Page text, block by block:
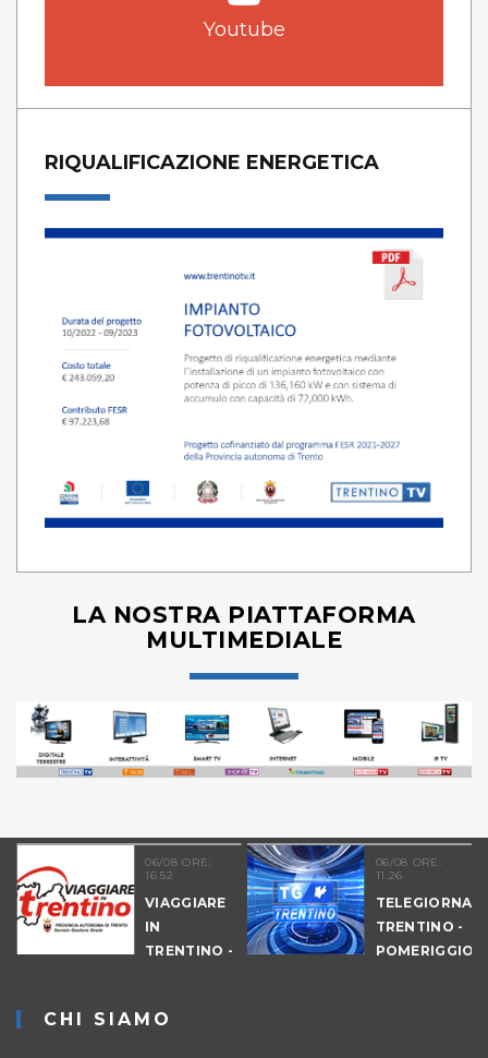
Youtube
RIQUALIFICAZIONE ENERGETICA
LA NOSTRA PIATTAFORMA
MULTIMEDIALE
06/08 ORE:
16.52
VIAGGIARE
IN
TRENTINO -
06/08 ORE:
11.26
TRENTINO -
POMERIGGIO
CHI SIAMO